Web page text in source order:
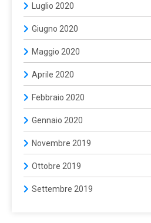
Luglio 2020
Giugno 2020
Maggio 2020
Aprile 2020
Febbraio 2020
Gennaio 2020
Novembre 2019
Ottobre 2019
Settembre 2019